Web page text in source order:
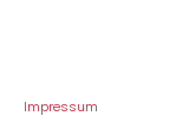
Impressum